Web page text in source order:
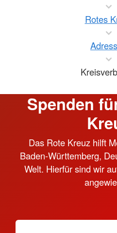
Rotes
Spenden
Das Rote Kreuz hilft
Baden-Württemberg,
Welt. Hierfür sind wir